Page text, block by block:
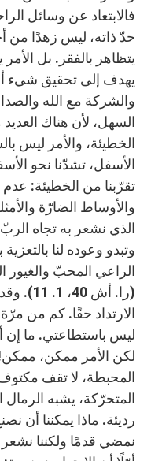
فالابتعاد عن وسائل
حدّ ذاته، ليس زهدًا من
يتظاهر بالفقر. بل
يهدف إلى تحقيق شيء
والشركة مع الله
السهل، لأن هناك
الخطيئة، والأمر ليس
الأسفل، تشدّنا نحو
تقرّبنا من الخطيئة: عدم
والأوساط الضارّة
الذي نشعر به تجاه الربّ
وتبدو وعوده لنا
الراعي المحبّ والغيور
(را. أش
الارتداد حقًا. كم من
ليس باستطاعتي. ما إن
لكن الأمر ممكن، ممكن!
المحبطة، لا تقف مكتوف
المتحرّكة، يشبه الرمال
رديئة. ماذا يمكننا أن
نمضي قدمًا ولكننا نشعر